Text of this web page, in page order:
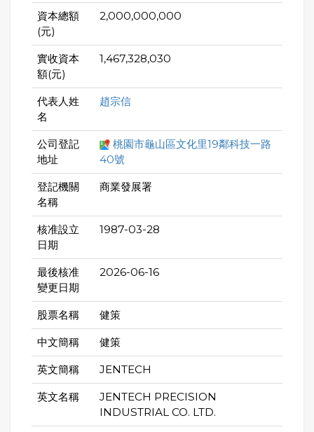
資本總額
(元)
2,000,000,000
實收資本
額(元)
1,467,328,030
代表人姓
名
趙宗信
公司登記
地址
桃園市龜山區文化里19鄰科技一路
40號
登記機關
名稱
商業發展署
核准設立
日期
1987-03-28
最後核准
變更日期
2026-06-16
股票名稱 健策
中文簡稱 健策
英文簡稱 JENTECH
英文名稱
JENTECH PRECISION
INDUSTRIAL CO. LTD.